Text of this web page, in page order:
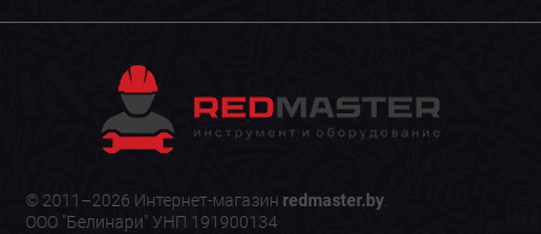
© 2011–2026 Интернет-магазин redmaster.by.
ООО "Белинари" УНП 191900134